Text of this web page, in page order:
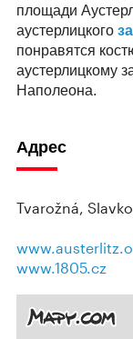
площади
аустерлицкого
понравятся
аустерлицкому
Наполеона.
Адрес
Tvarožná,
www.1805.cz